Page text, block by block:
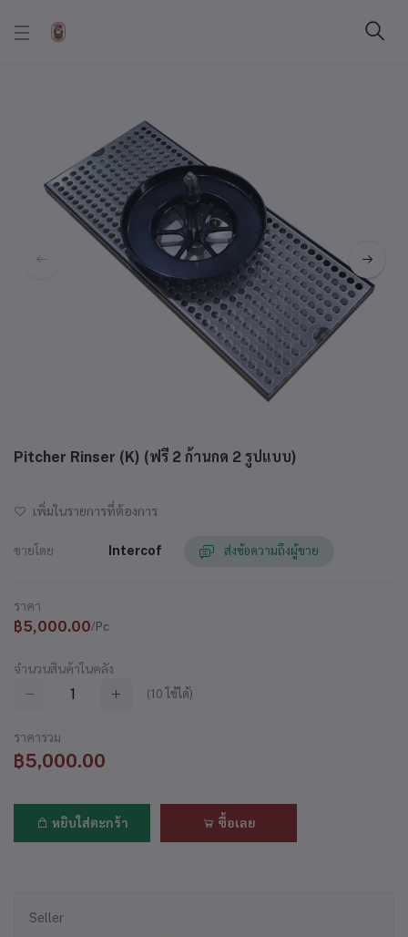
Pitcher Rinser (K) (ฟรี 2 ก้านกด 2 รูปแบบ)
เพิ่มในรายการที่ต้องการ
ขายโดย Intercof ส่งข้อความถึงผู้ขาย
ราคา
฿5,000.00/Pc
จำนวนสินค้าในคลัง
(10 ใช้ได้)
ราคารวม
฿5,000.00
หยิบใส่ตะกร้า ซื้อเลย
Seller